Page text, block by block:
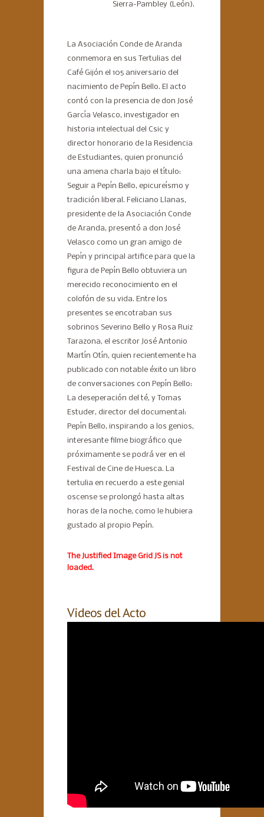
Sierra-Pambley (León).
La Asociación Conde de Aranda
conmemora en sus Tertulias del
Café Gijón el 105 aniversario del
nacimiento de Pepín Bello. El acto
contó con la presencia de don José
García Velasco, investigador en
historia intelectual del Csic y
director honorario de la Residencia
de Estudiantes, quien pronunció
una amena charla bajo el título:
Seguir a Pepín Bello, epicureísmo y
tradición liberal. Feliciano Llanas,
presidente de la Asociación Conde
de Aranda, presentó a don José
Velasco como un gran amigo de
Pepín y principal artifice para que la
figura de Pepín Bello obtuviera un
merecido reconocimiento en el
colofón de su vida. Entre los
presentes se encotraban sus
sobrinos Severino Bello y Rosa Ruiz
Tarazona, el escritor José Antonio
Martín Otín, quien recientemente ha
publicado con notable éxito un libro
de conversaciones con Pepín Bello:
La deseperación del té, y Tomas
Estuder, director del documental:
Pepín Bello, inspirando a los genios,
interesante filme biográfico que
próximamente se podrá ver en el
Festival de Cine de Huesca. La
tertulia en recuerdo a este genial
oscense se prolongó hasta altas
horas de la noche, como le hubiera
gustado al propio Pepín.
The Justified Image Grid JS is not
loaded.
Videos del Acto